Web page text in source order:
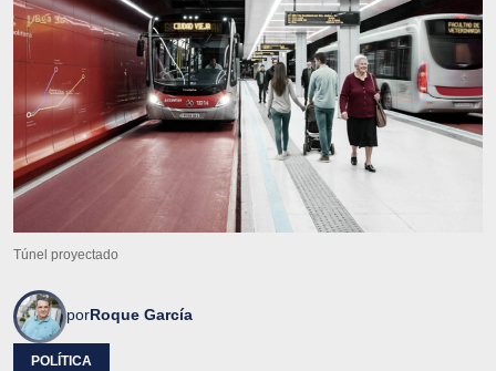
Túnel proyectado
porRoque García
POLÍTICA